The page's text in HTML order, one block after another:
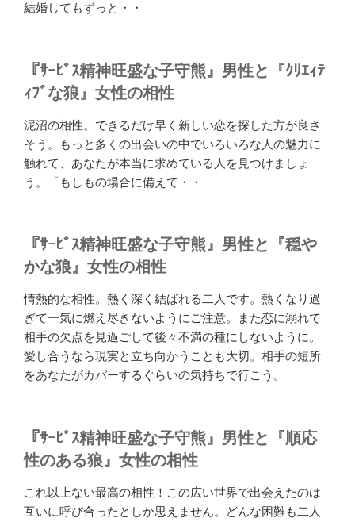
結婚してもずっと・・
『ｻｰﾋﾞｽ精神旺盛な子守熊』男性と『ｸﾘｴｨﾃ
ｨﾌﾞな狼』女性の相性
泥沼の相性。できるだけ早く新しい恋を探した方が良さ
そう。もっと多くの出会いの中でいろいろな人の魅力に
触れて、あなたが本当に求めている人を見つけましょ
う。「もしもの場合に備えて・・
『ｻｰﾋﾞｽ精神旺盛な子守熊』男性と『穏や
かな狼』女性の相性
情熱的な相性。熱く深く結ばれる二人です。熱くなり過
ぎて一気に燃え尽きないようにご注意。また恋に溺れて
相手の欠点を見過ごして後々不満の種にしないように。
愛し合うなら現実と立ち向かうことも大切。相手の短所
をあなたがカバーするぐらいの気持ちで行こう。
『ｻｰﾋﾞｽ精神旺盛な子守熊』男性と『順応
性のある狼』女性の相性
これ以上ない最高の相性！この広い世界で出会えたのは
互いに呼び合ったとしか思えません。どんな困難も二人